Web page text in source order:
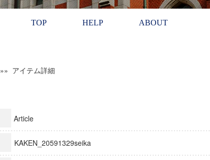
TOP HELP ABOUT
»» アイテム詳細
Article
KAKEN_20591329seika